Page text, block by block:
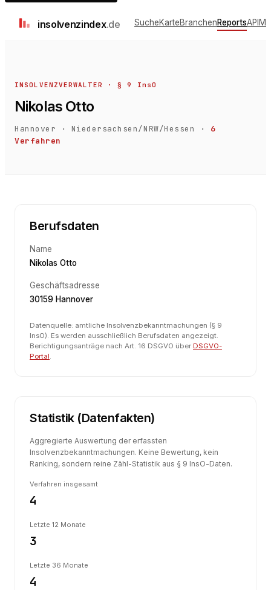
insolvenzindex.de SucheKarteBranchenReportsAPI
INSOLVENZVERWALTER · § 9 InsO
Nikolas Otto
Hannover · Niedersachsen/NRW/Hessen ·
6
Verfahren
Berufsdaten
Name
Nikolas Otto
Geschäftsadresse
30159 Hannover
Datenquelle: amtliche Insolvenzbekanntmachungen (§ 9
InsO). Es werden ausschließlich Berufsdaten angezeigt.
Berichtigungsanträge nach Art. 16 DSGVO über DSGVO-
Portal.
Statistik (Datenfakten)
Aggregierte Auswertung der erfassten
Insolvenzbekanntmachungen. Keine Bewertung, kein
Ranking, sondern reine Zähl-Statistik aus § 9 InsO-Daten.
Verfahren insgesamt
4
Letzte 12 Monate
3
Letzte 36 Monate
4